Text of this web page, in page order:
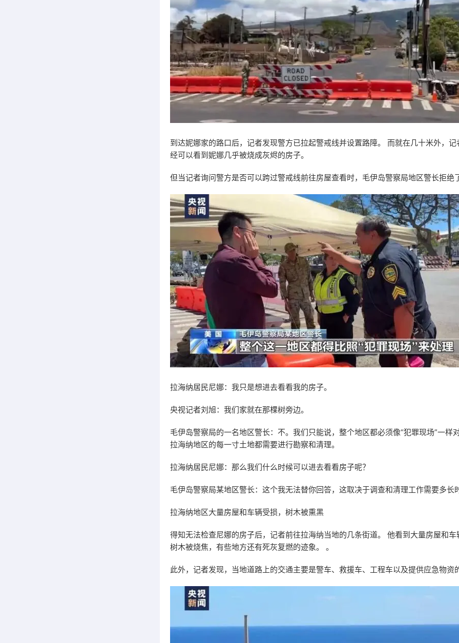
到达妮娜家的路口后，记者发现警方已拉起警戒线并设置路障。 而就在几十米外，记
经可以看到妮娜几乎被烧成灰烬的房子。
但当记者询问警方是否可以跨过警戒线前往房屋查看时，毛伊岛警察局地区警长拒绝
拉海纳居民尼娜：我只是想进去看看我的房子。
央视记者刘旭：我们家就在那棵树旁边。
毛伊岛警察局的一名地区警长：不。我们只能说，整个地区都必须像“犯罪现场”一样
拉海纳地区的每一寸土地都需要进行勘察和清理。
拉海纳居民尼娜：那么我们什么时候可以进去看看房子呢？
毛伊岛警察局某地区警长：这个我无法替你回答，这取决于调查和清理工作需要多长
拉海纳地区大量房屋和车辆受损，树木被熏黑
得知无法检查尼娜的房子后，记者前往拉海纳当地的几条街道。 他看到大量房屋和车
树木被烧焦，有些地方还有死灰复燃的迹象。 。
此外，记者发现，当地道路上的交通主要是警车、救援车、工程车以及提供应急物资